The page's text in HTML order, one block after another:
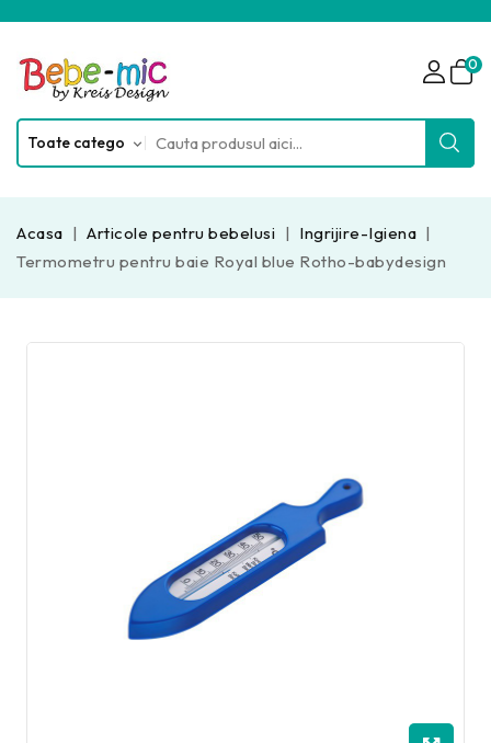
0
Acasa Articole pentru bebelusi
Ingrijire-Igiena
Termometru pentru baie Royal blue Rotho-babydesign